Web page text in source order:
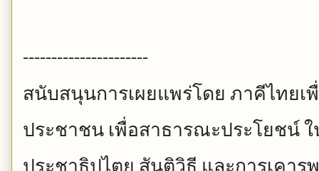
----------------------
สนับสนุนการเผยแพร่โดย ภาคีไทยเ
ประชาชน เพื่อสาธารณะประโยชน์ ใ
ประชาธิปไตย สันติวิธี และการเคา